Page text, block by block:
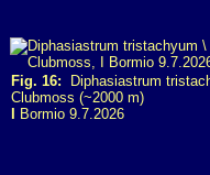
Fig. 16: Diphasiastrum
Clubmoss (~2000 m)
Bormio 9.7.2026